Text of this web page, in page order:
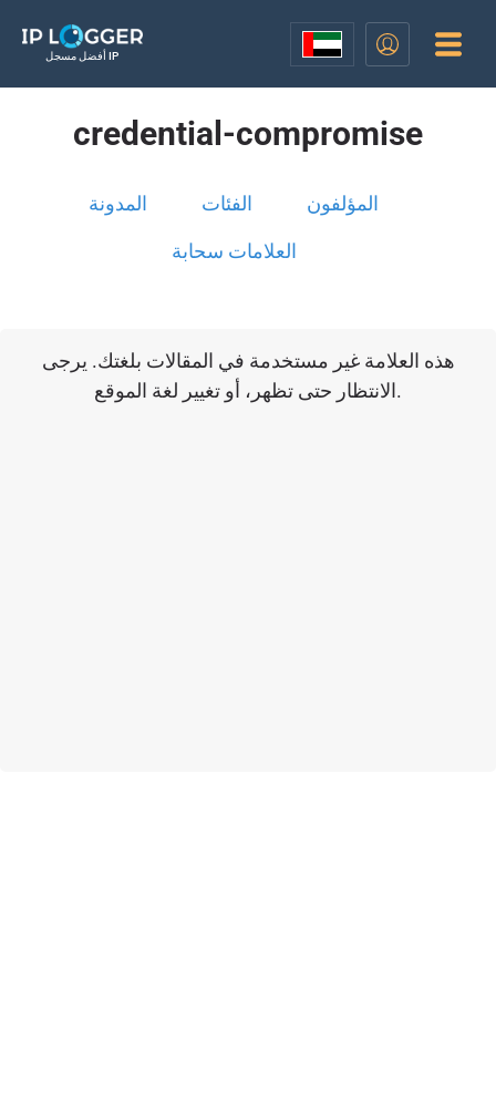
أفضل مسجل IP
credential-compromise
المدونة الفئات المؤلفون
العلامات سحابة